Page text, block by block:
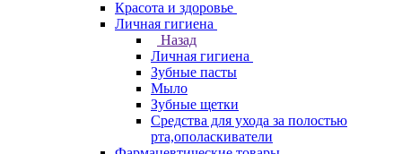
Красота и здоровье
Личная гигиена
Назад
Личная гигиена
Зубные пасты
Мыло
Зубные щетки
Средства для ухода за полостью
рта,ополаскиватели